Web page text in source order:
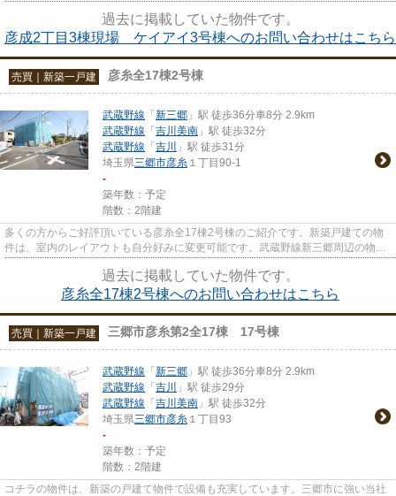
過去に掲載していた物件です。
彦成2丁目3棟現場 ケイアイ3号棟へのお問い合わせはこちら
売買｜新築一戸建 彦糸全17棟2号棟
武蔵野線 「 新三郷 」駅 徒歩36分車8分 2.9km
武蔵野線 「 吉川美南 」駅 徒歩32分
武蔵野線 「 吉川
」駅 徒歩31分
埼玉県三郷市彦糸 １丁目90-1
-
築年数：予定
階数：2階建
多くの方からご好評頂いている彦糸全17棟2号棟のご紹介です。新築戸建ての物
件は、室内のレイアウトも自分好みに変更可能です。武蔵野線新三郷周辺の物件
過去に掲載していた物件です。
彦糸全17棟2号棟へのお問い合わせはこちら
売買｜新築一戸建 三郷市彦糸第2全17棟 17号棟
武蔵野線 「 新三郷 」駅 徒歩36分車8分 2.9km
武蔵野線 「 吉川
」駅 徒歩29分
武蔵野線 「 吉川美南 」駅 徒歩32分
埼玉県三郷市彦糸 １丁目93
-
築年数：予定
階数：2階建
コチラの物件は、新築の戸建て物件で設備も充実しています。三郷市に強い当社